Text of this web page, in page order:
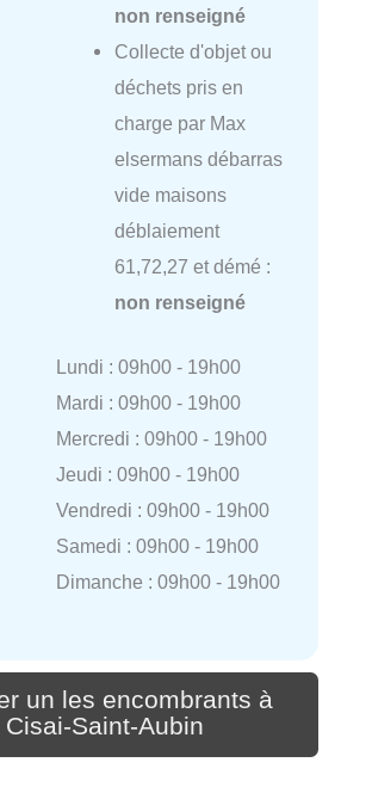
non renseigné
Collecte d'objet ou
déchets pris en
charge par Max
elsermans débarras
vide maisons
déblaiement
61,72,27 et démé :
non renseigné
Lundi : 09h00 - 19h00
Mardi : 09h00 - 19h00
Mercredi : 09h00 - 19h00
Jeudi : 09h00 - 19h00
Vendredi : 09h00 - 19h00
Samedi : 09h00 - 19h00
Dimanche : 09h00 - 19h00
un les encombrants à
Cisai-Saint-Aubin